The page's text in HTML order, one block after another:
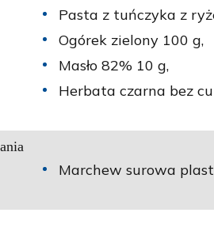
Pasta z tuńczyka z
Ogórek zielony 100 g,
Masło 82% 10 g,
Herbata czarna bez
Marchew surowa